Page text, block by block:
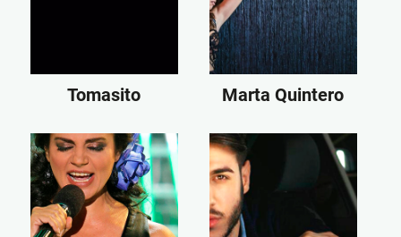
Tomasito Marta Quintero